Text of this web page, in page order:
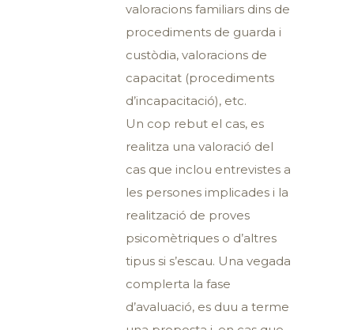
valoracions familiars dins de
procediments de guarda i
custòdia, valoracions de
capacitat (procediments
d’incapacitació), etc.
Un cop rebut el cas, es
realitza una valoració del
cas que inclou entrevistes a
les persones implicades i la
realització de proves
psicomètriques o d’altres
tipus si s’escau. Una vegada
complerta la fase
d’avaluació, es duu a terme